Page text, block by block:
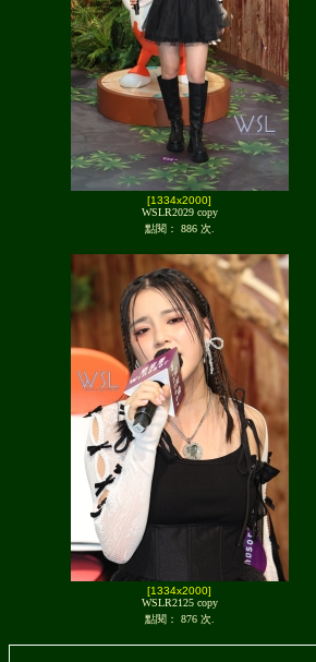
[1334x2000]
WSLR2029 copy
點閱： 886 次.
[1334x2000]
WSLR2125 copy
點閱： 876 次.